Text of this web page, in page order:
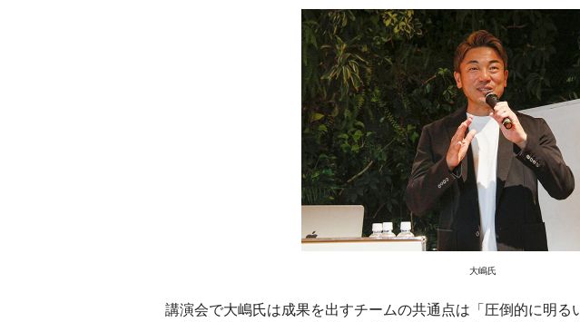
大嶋氏
講演会で大嶋氏は成果を出すチームの共通点は「圧倒的に明る